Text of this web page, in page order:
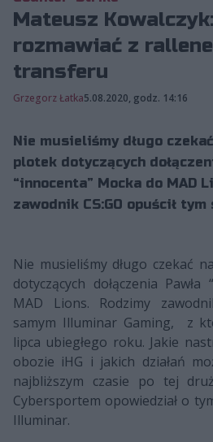
Mateusz
rozmawiać z
transferu
Grzegorz Łatka5.08.2020, godz. 14:16
Nie musieliśmy długo
plotek dotyczących
“innocenta” Mocka do MAD
zawodnik CS:GO opuścił tym
Nie musieliśmy długo czekać
dotyczących dołączenia
MAD Lions. Rodzimy
samym Illuminar Gaming, z
lipca ubiegłego roku. Jakie
obozie iHG i jakich działań
najbliższym czasie po tej
Cybersportem opowiedział o
Illuminar.